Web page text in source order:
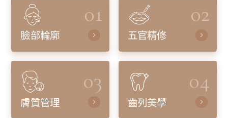
01
臉部輪廓
02
五官精修
03
膚質管理
04
齒列美學